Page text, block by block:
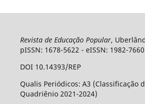
Revista de Educação Popular,
pISSN: 1678-5622 - eISSN: 1982-7660
DOI 10.14393/REP
Qualis Periódicos: A3 (Classificação
Quadriênio 2021-2024)